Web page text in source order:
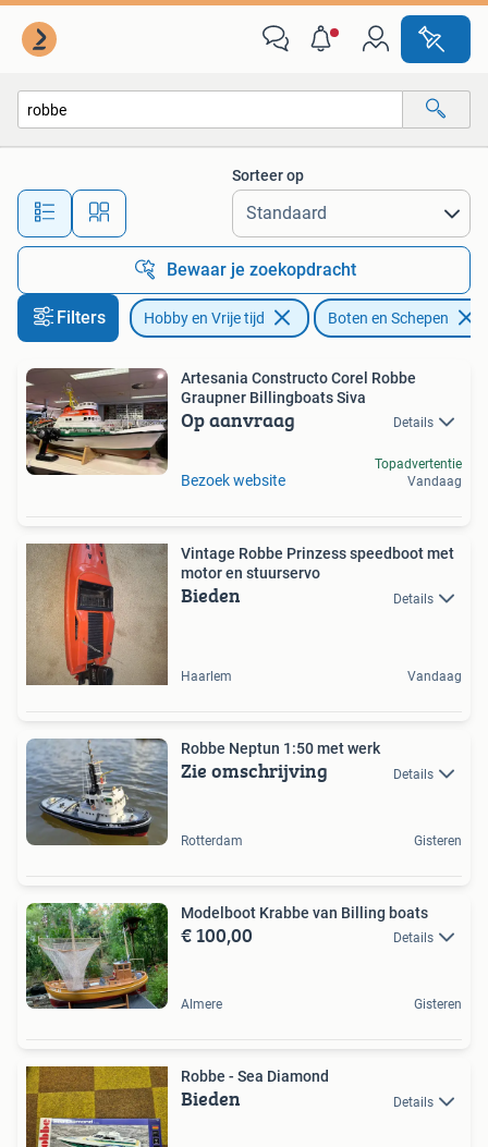
Alle afstanden…
Sorteer op
Bewaar je zoekopdracht
Filters Hobby en Vrije tijd Boten en Schepen
Artesania Constructo Corel Robbe
Graupner Billingboats Siva
Op aanvraag Details
Bezoek website
Topadvertentie
Vandaag
Vintage Robbe Prinzess speedboot met
motor en stuurservo
Bieden Details
Haarlem Vandaag
Robbe Neptun 1:50 met werk
Zie omschrijving Details
Rotterdam Gisteren
Modelboot Krabbe van Billing boats
€ 100,00 Details
Almere Gisteren
Robbe - Sea Diamond
Bieden Details